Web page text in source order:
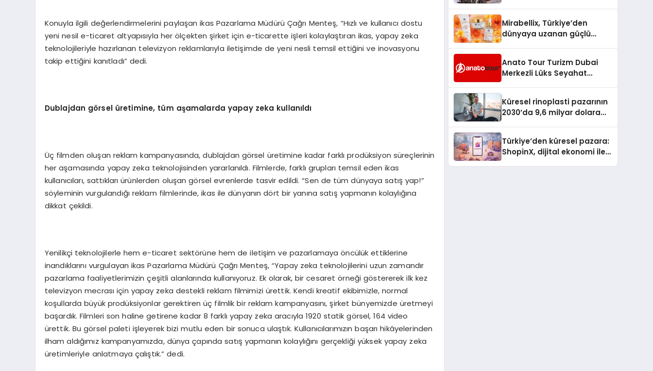
Konuyla ilgili değerlendirmelerini paylaşan ikas Pazarlama Müdürü Çağrı Menteş, “Hızlı ve kullanıcı dostu
yeni nesil e-ticaret altyapısıyla her ölçekten şirket için e-ticarette işleri kolaylaştıran ikas, yapay zeka
teknolojileriyle hazırlanan televizyon reklamlarıyla iletişimde de yeni nesli temsil ettiğini ve inovasyonu
takip ettiğini kanıtladı” dedi.
Dublajdan görsel üretimine, tüm aşamalarda yapay zeka kullanıldı
Üç filmden oluşan reklam kampanyasında, dublajdan görsel üretimine kadar farklı prodüksiyon süreçlerinin
her aşamasında yapay zeka teknolojisinden yararlanıldı. Filmlerde, farklı grupları temsil eden ikas
kullanıcıları, sattıkları ürünlerden oluşan görsel evrenlerde tasvir edildi. “Sen de tüm dünyaya satış yap!”
söyleminin vurgulandığı reklam filmlerinde, ikas ile dünyanın dört bir yanına satış yapmanın kolaylığına
dikkat çekildi.
Yenilikçi teknolojilerle hem e-ticaret sektörüne hem de iletişim ve pazarlamaya öncülük ettiklerine
inandıklarını vurgulayan ikas Pazarlama Müdürü Çağrı Menteş, “Yapay zeka teknolojilerini uzun zamandır
pazarlama faaliyetlerimizin çeşitli alanlarında kullanıyoruz. Ek olarak, bir cesaret örneği göstererek ilk kez
televizyon mecrası için yapay zeka destekli reklam filmimizi ürettik. Kendi kreatif ekibimizle, normal
koşullarda büyük prodüksiyonlar gerektiren üç filmlik bir reklam kampanyasını, şirket bünyemizde üretmeyi
başardık. Filmleri son haline getirene kadar 8 farklı yapay zeka aracıyla 1920 statik görsel, 164 video
ürettik. Bu görsel paleti işleyerek bizi mutlu eden bir sonuca ulaştık. Kullanıcılarımızın başarı hikâyelerinden
ilham aldığımız kampanyamızda, dünya çapında satış yapmanın kolaylığını gerçekliği yüksek yapay zeka
üretimleriyle anlatmaya çalıştık.” dedi.
Mirabellix, Türkiye’den
dünyaya uzanan güçlü
Anato Tour Turizm Dubai
Merkezli Lüks Seyahat
Küresel rinoplasti pazarının
2030’da 9,6 milyar dolara
Türkiye’den küresel pazara:
ShopinX, dijital ekonomi ile